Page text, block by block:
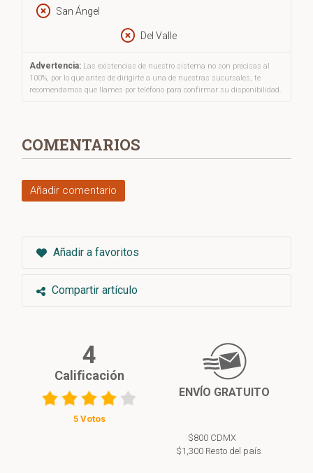
San Ángel
Del Valle
Advertencia: Las existencias de nuestro sistema no son precisas al
100%, por lo que antes de dirigirte a una de nuestras sucursales, te
recomendamos que llames por teléfono para confirmar su disponibilidad.
COMENTARIOS
Añadir comentario
Añadir a favoritos
Compartir artículo
4
Calificación
5 Votos
ENVÍO GRATUITO
$800 CDMX
$1,300 Resto del país